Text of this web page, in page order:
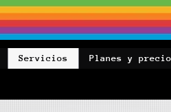
Planes y
Servicios